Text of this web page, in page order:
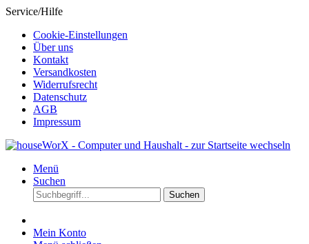
Service/Hilfe
Cookie-Einstellungen
Über uns
Kontakt
Versandkosten
Widerrufsrecht
Datenschutz
AGB
Impressum
Menü
Suchen
Suchen
Mein Konto